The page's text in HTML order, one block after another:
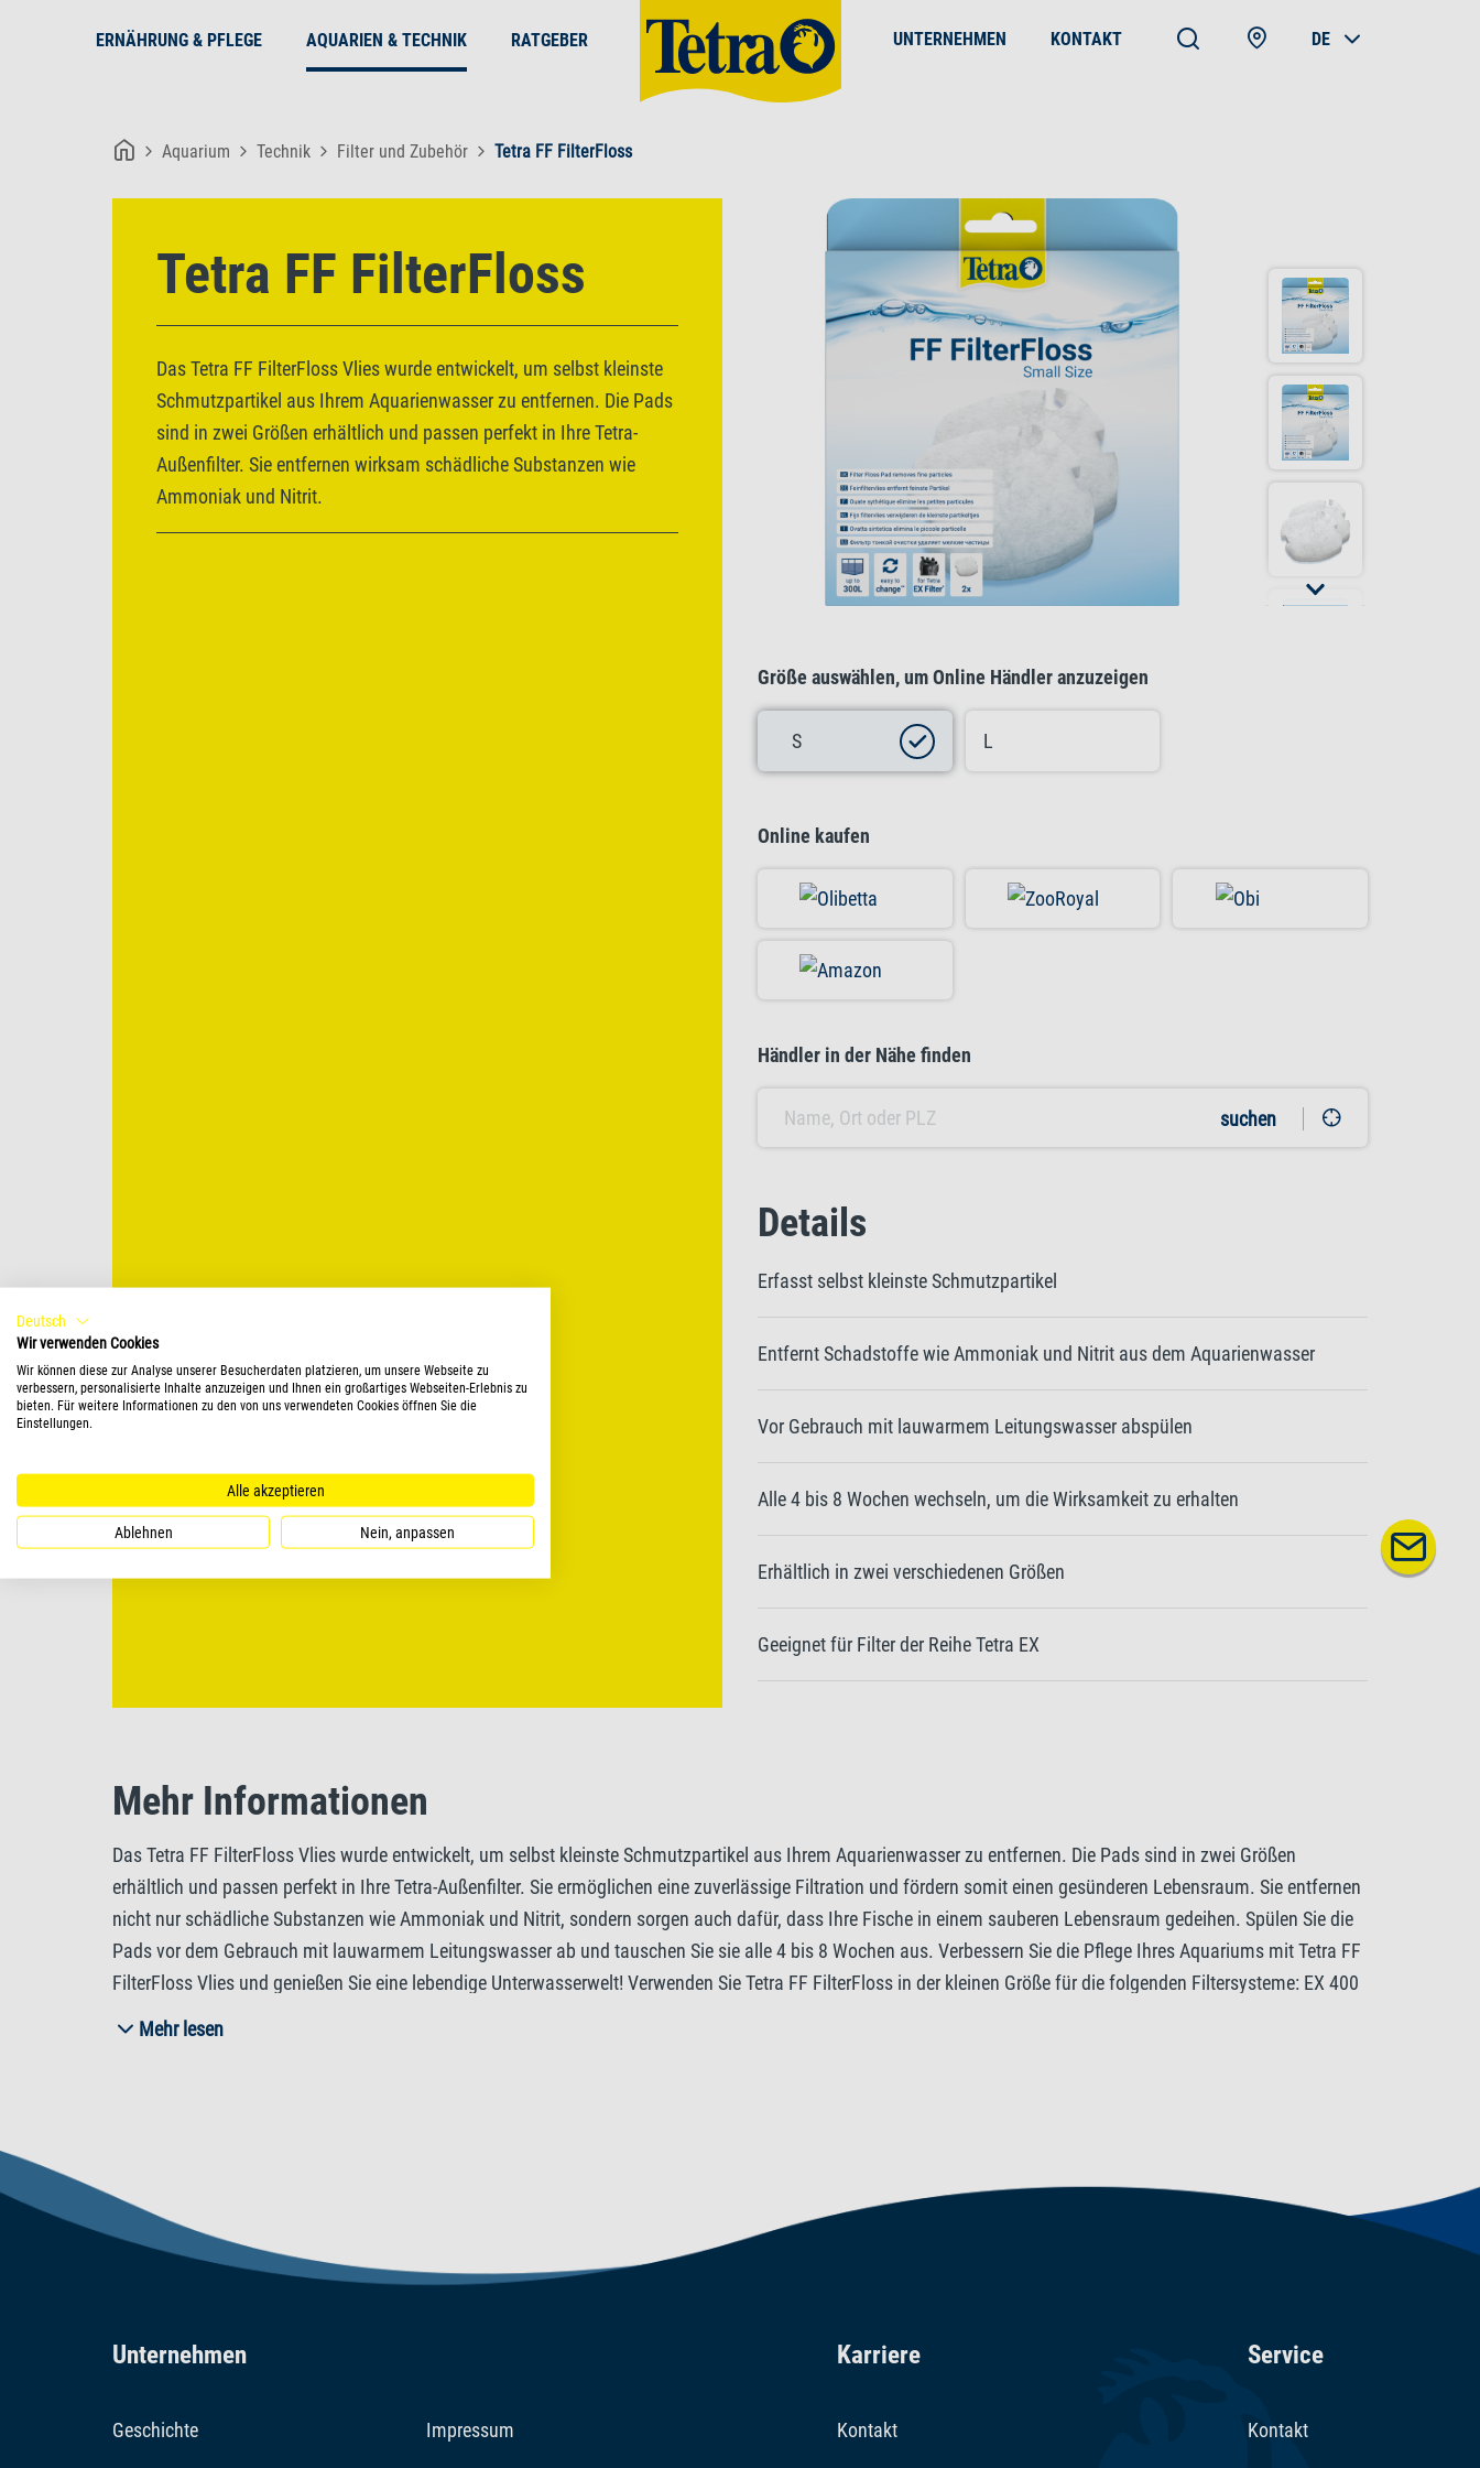
ERNÄHRUNG & PFLEGE AQUARIEN & TECHNIK RATGEBER UNTERNEHMEN KONTAKT DE
Aquarium Technik Filter und Zubehör Tetra FF FilterFloss
Tetra FF FilterFloss
Das Tetra FF FilterFloss Vlies wurde entwickelt, um selbst kleinste
Schmutzpartikel aus Ihrem Aquarienwasser zu entfernen. Die Pads
sind in zwei Größen erhältlich und passen perfekt in Ihre Tetra-
Außenfilter. Sie entfernen wirksam schädliche Substanzen wie
Ammoniak und Nitrit.
Größe auswählen, um Online Händler anzuzeigen
S L
Online kaufen
Händler in der Nähe finden
suchen
Details
Erfasst selbst kleinste Schmutzpartikel
Entfernt Schadstoffe wie Ammoniak und Nitrit aus dem Aquarienwasser
Vor Gebrauch mit lauwarmem Leitungswasser abspülen
Alle 4 bis 8 Wochen wechseln, um die Wirksamkeit zu erhalten
Erhältlich in zwei verschiedenen Größen
Geeignet für Filter der Reihe Tetra EX
Mehr Informationen
Das Tetra FF FilterFloss Vlies wurde entwickelt, um selbst kleinste Schmutzpartikel aus Ihrem Aquarienwasser zu entfernen. Die Pads sind in zwei Größen
erhältlich und passen perfekt in Ihre Tetra-Außenfilter. Sie ermöglichen eine zuverlässige Filtration und fördern somit einen gesünderen Lebensraum. Sie entfernen
nicht nur schädliche Substanzen wie Ammoniak und Nitrit, sondern sorgen auch dafür, dass Ihre Fische in einem sauberen Lebensraum gedeihen. Spülen Sie die
Pads vor dem Gebrauch mit lauwarmem Leitungswasser ab und tauschen Sie sie alle 4 bis 8 Wochen aus. Verbessern Sie die Pflege Ihres Aquariums mit Tetra FF
FilterFloss Vlies und genießen Sie eine lebendige Unterwasserwelt! Verwenden Sie Tetra FF FilterFloss in der kleinen Größe für die folgenden Filtersysteme: EX 400
Plus, EX 500 Plus, EX 600 Plus, EX 700 Plus, EX 800 Plus, EX 1000 Plus. In der großen Variante eignet sich Tetra FF FilterFloss für die Systeme Tetra EX 1200 Plus
Mehr lesen
Unternehmen
Geschichte Impressum
Karriere
Kontakt
Service
Kontakt
Deutsch
Wir verwenden Cookies
Wir können diese zur Analyse unserer Besucherdaten platzieren, um unsere Webseite zu
verbessern, personalisierte Inhalte anzuzeigen und Ihnen ein großartiges Webseiten-Erlebnis zu
bieten. Für weitere Informationen zu den von uns verwendeten Cookies öffnen Sie die
Einstellungen.
Alle akzeptieren
Ablehnen Nein, anpassen